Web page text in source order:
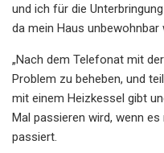
und ich für die
da mein Haus unbewohnbar
„Nach dem Telefonat mit
Problem zu beheben, und
mit einem Heizkessel gibt
Mal passieren wird, wenn
passiert.